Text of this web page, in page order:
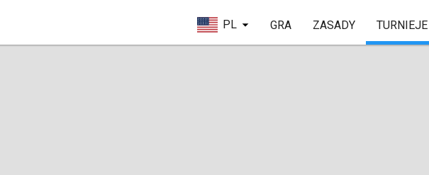
PL GRA ZASADY TURNIEJE